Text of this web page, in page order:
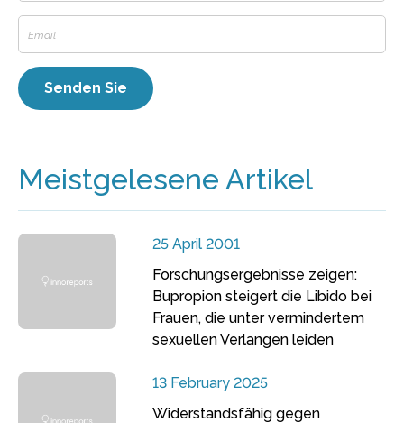
Meistgelesene Artikel
25 April 2001
Forschungsergebnisse zeigen:
Bupropion steigert die Libido bei
Frauen, die unter vermindertem
sexuellen Verlangen leiden
13 February 2025
Widerstandsfähig gegen